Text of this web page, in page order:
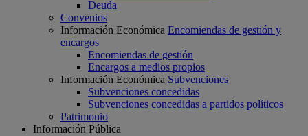
Deuda
Convenios
Información Económica Encomiendas de gestión y
encargos
Encomiendas de gestión
Encargos a medios propios
Información Económica Subvenciones
Subvenciones concedidas
Subvenciones concedidas a partidos políticos
Patrimonio
Información Pública